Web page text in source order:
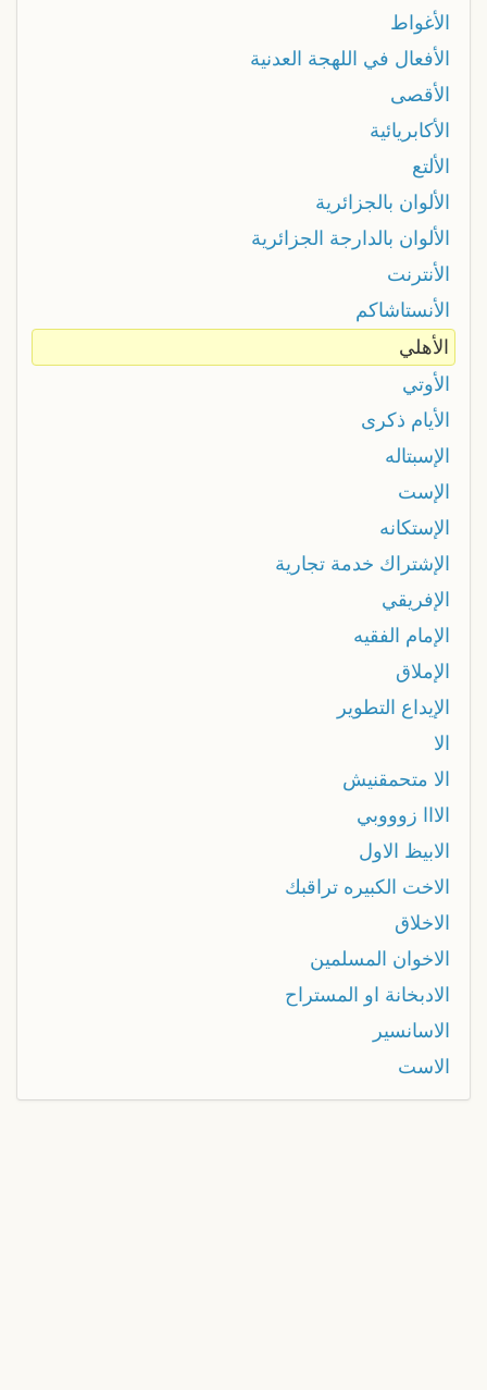
الأغواط
الأفعال في اللهجة العدنية
الأقصى
الأكابريائية
الألتع
الألوان بالجزائرية
الألوان بالدارجة الجزائرية
الأنترنت
الأنستاشاكم
الأهلي
الأوتي
الأيام ذكرى
الإسبتاله
الإست
الإستكانه
الإشتراك خدمة تجارية
الإفريقي
الإمام الفقيه
الإملاق
الإيداع التطوير
الا
الا متحمقنيش
الااا زوووبي
الابيظ الاول
الاخت الكبيره تراقبك
الاخلاق
الاخوان المسلمين
الادبخانة او المستراح
الاسانسير
الاست